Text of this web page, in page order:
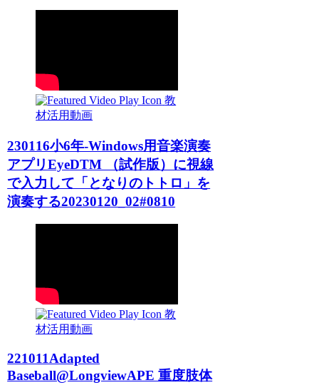
教
材活用動画
230116小6年-Windows用音楽演奏
アプリEyeDTM （試作版）に視線
で入力して「となりのトトロ」を
演奏する20230120_02#0810
教
材活用動画
221011Adapted
Baseball@LongviewAPE 重度肢体